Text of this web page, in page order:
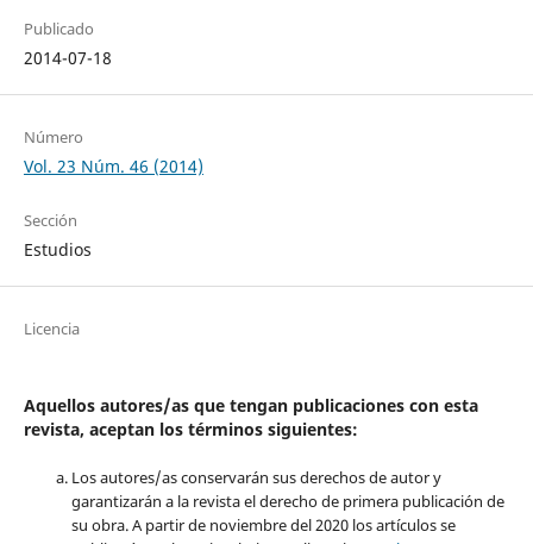
Publicado
2014-07-18
Número
Vol. 23 Núm. 46 (2014)
Sección
Estudios
Licencia
Aquellos autores/as que tengan publicaciones con esta
revista, aceptan los términos siguientes:
Los autores/as conservarán sus derechos de autor y
garantizarán a la revista el derecho de primera publicación de
su obra. A partir de noviembre del 2020 los artículos se